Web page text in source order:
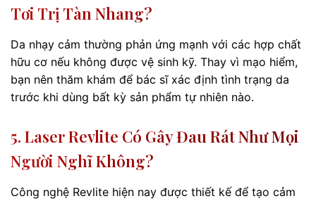
Tơi Trị Tàn Nhang?
Da nhạy cảm thường phản ứng mạnh với các hợp chất
hữu cơ nếu không được vệ sinh kỹ. Thay vì mạo hiểm,
bạn nên thăm khám để bác sĩ xác định tình trạng da
trước khi dùng bất kỳ sản phẩm tự nhiên nào.
5. Laser Revlite Có Gây Đau Rát Như Mọi
Người Nghĩ Không?
Công nghệ Revlite hiện nay được thiết kế để tạo cảm